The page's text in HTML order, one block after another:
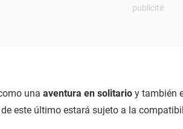
una aventura en solitario y también
este último estará sujeto a la